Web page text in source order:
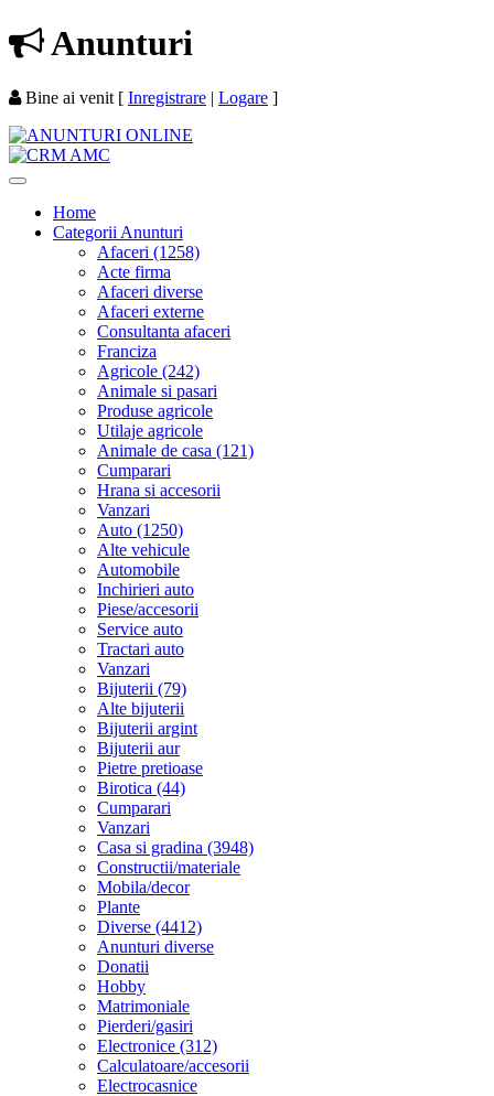
Anunturi
Bine ai venit [ Inregistrare | Logare ]
Home
Categorii Anunturi
Afaceri (1258)
Acte firma
Afaceri diverse
Afaceri externe
Consultanta afaceri
Franciza
Agricole (242)
Animale si pasari
Produse agricole
Utilaje agricole
Animale de casa (121)
Cumparari
Hrana si accesorii
Vanzari
Auto (1250)
Alte vehicule
Automobile
Inchirieri auto
Piese/accesorii
Service auto
Tractari auto
Vanzari
Bijuterii (79)
Alte bijuterii
Bijuterii argint
Bijuterii aur
Pietre pretioase
Birotica (44)
Cumparari
Vanzari
Casa si gradina (3948)
Constructii/materiale
Mobila/decor
Plante
Diverse (4412)
Anunturi diverse
Donatii
Hobby
Matrimoniale
Pierderi/gasiri
Electronice (312)
Calculatoare/accesorii
Electrocasnice